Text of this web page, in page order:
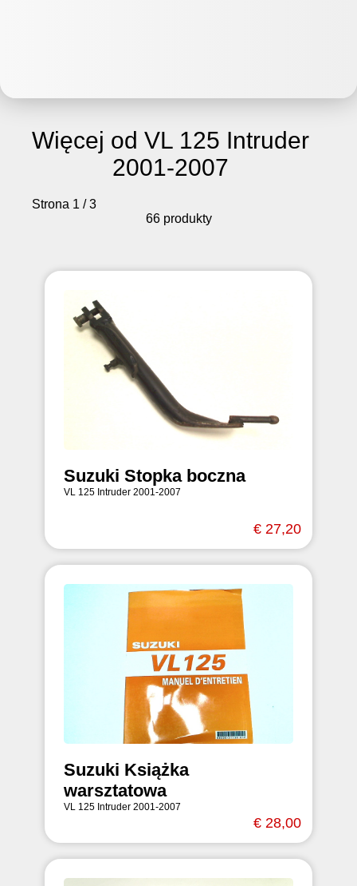
Więcej od VL 125 Intruder
2001-2007
Strona 1 / 3
66 produkty
Suzuki Stopka boczna
VL 125 Intruder 2001-2007
€ 27,20
Suzuki Książka
warsztatowa
VL 125 Intruder 2001-2007
€ 28,00